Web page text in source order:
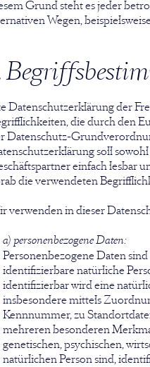
Grund steht es jeder
Wegen,
Datenschutzerklärung der
die durch den
Datenschutz-
soll
einfach lesbar
die verwendeten
verwenden in dieser
a) personenbezogene Daten:
Personenbezogene Daten
identifizierbare natürliche
identifizierbar wird eine
insbesondere mittels
Kennnummer, zu
mehreren besonderen
genetischen, psychischen,
natürlichen Person sind,